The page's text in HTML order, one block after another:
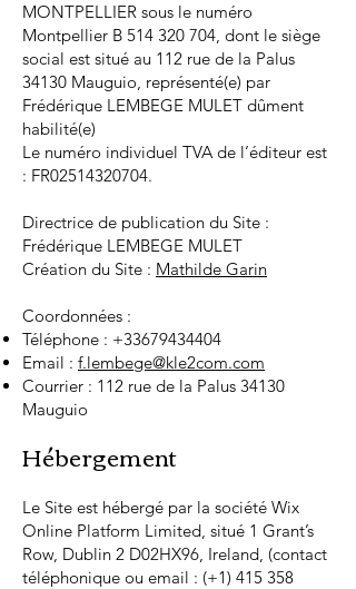
MONTPELLIER sous le numéro
Montpellier B 514 320 704, dont le siège
social est situé au 112 rue de la Palus
34130 Mauguio, représenté(e) par
Frédérique LEMBEGE MULET dûment
habilité(e)
Le numéro individuel TVA de l’éditeur est
: FR02514320704.
Directrice de publication du Site :
Frédérique LEMBEGE MULET
Création du Site : Mathilde Garin
Coordonnées :
Téléphone : +33679434404
Email : f.lembege@kle2com.com
Courrier : 112 rue de la Palus 34130
Mauguio
Hébergement
Le Site est hébergé par la société Wix
Online Platform Limited, situé 1 Grant’s
Row, Dublin 2 D02HX96, Ireland, (contact
téléphonique ou email : (+1) 415 358